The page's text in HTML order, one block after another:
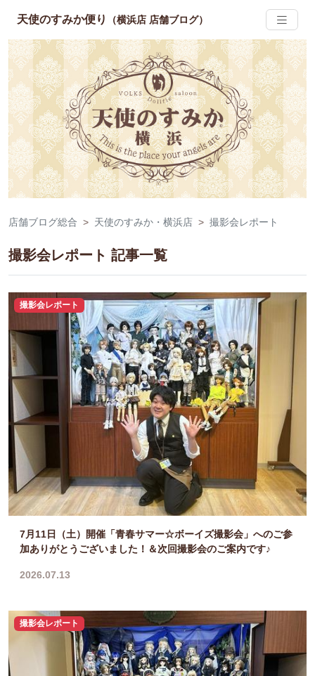
天使のすみか便り （横浜店 店舗ブログ）
店舗ブログ総合 天使のすみか・横浜店 撮影会レポート
撮影会レポート 記事一覧
撮影会レポート
7月11日（土）開催「青春サマー☆ボーイズ撮影会」へのご参
加ありがとうございました！＆次回撮影会のご案内です♪
2026.07.13
撮影会レポート